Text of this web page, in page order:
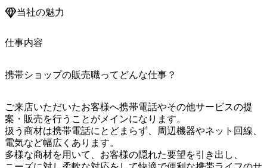
当社の魅力
仕事内容
携帯ショップの販売職ってどんな仕事？
ご来店いただいたお客様へ携帯電話やその他サービスの提
案・販売を行うことがメインになります。
扱う商材は携帯電話にとどまらず、周辺機器やネット回線、
電気など幅広くあります。
多様な商材を用いて、お客様の隠れた要望を引き出し、